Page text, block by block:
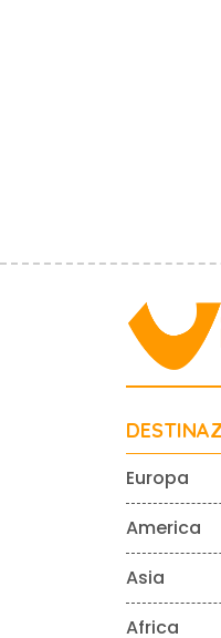
Europa
America
Asia
Africa